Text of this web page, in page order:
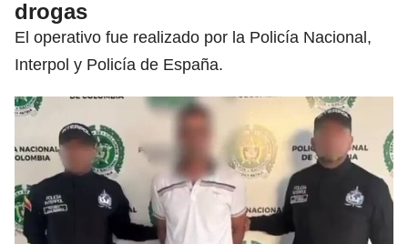
drogas
El operativo fue realizado por la Policía Nacional,
Interpol y Policía de España.